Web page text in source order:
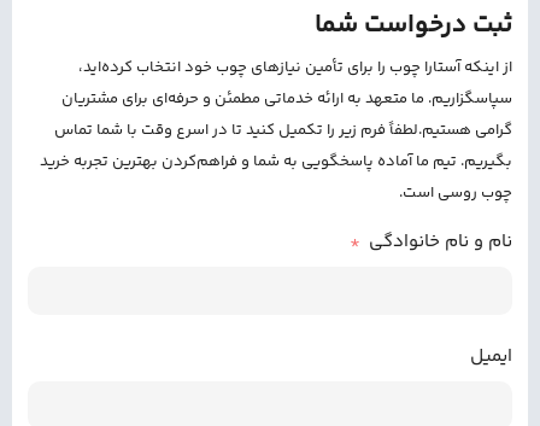
ثبت درخواست شما
از اینکه آستارا چوب را برای تأمین نیازهای چوب خود انتخاب کرده‌اید،
سپاسگزاریم. ما متعهد به ارائه خدماتی مطمئن و حرفه‌ای برای مشتریان
گرامی هستیم. لطفاً فرم زیر را تکمیل کنید تا در اسرع وقت با شما تماس
بگیریم. تیم ما آماده پاسخگویی به شما و فراهم‌کردن بهترین تجربه خرید
چوب روسی است.
نام و نام خانوادگی
ایمیل